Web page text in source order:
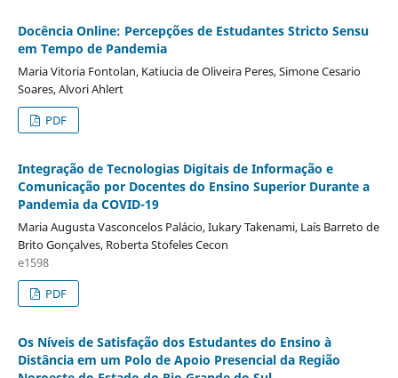
Docência Online: Percepções de Estudantes Stricto Sensu
em Tempo de Pandemia
Maria Vitoria Fontolan, Katiucia de Oliveira Peres, Simone Cesario
Soares, Alvori Ahlert
PDF
Integração de Tecnologias Digitais de Informação e
Comunicação por Docentes do Ensino Superior Durante a
Pandemia da COVID-19
Maria Augusta Vasconcelos Palácio, Iukary Takenami, Laí­s Barreto de
Brito Gonçalves, Roberta Stofeles Cecon
e1598
PDF
Os Níveis de Satisfação dos Estudantes do Ensino à
Distância em um Polo de Apoio Presencial da Região